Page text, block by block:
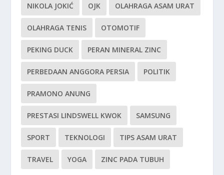
NIKOLA JOKIĆ OJK OLAHRAGA ASAM URAT
OLAHRAGA TENIS OTOMOTIF
PEKING DUCK PERAN MINERAL ZINC
PERBEDAAN ANGGORA PERSIA POLITIK
PRAMONO ANUNG
PRESTASI LINDSWELL KWOK SAMSUNG
SPORT TEKNOLOGI TIPS ASAM URAT
TRAVEL YOGA ZINC PADA TUBUH